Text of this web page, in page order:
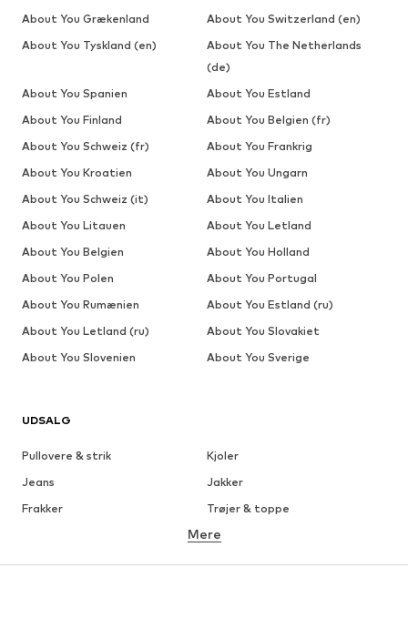
UDSALG
Pullovere & strik
Kjoler
Jeans
Jakker
Frakker
Trøjer & toppe
Undertøj
Mere
About You Grækenland
About You Switzerland (en)
About You Tyskland (en)
About You The Netherlands
(de)
About You Spanien
About You Estland
About You Finland
About You Belgien (fr)
About You Schweiz (fr)
About You Frankrig
About You Kroatien
About You Ungarn
About You Schweiz (it)
About You Italien
About You Litauen
About You Letland
About You Belgien
About You Holland
About You Polen
About You Portugal
About You Rumænien
About You Estland (ru)
About You Letland (ru)
About You Slovakiet
About You Slovenien
About You Sverige